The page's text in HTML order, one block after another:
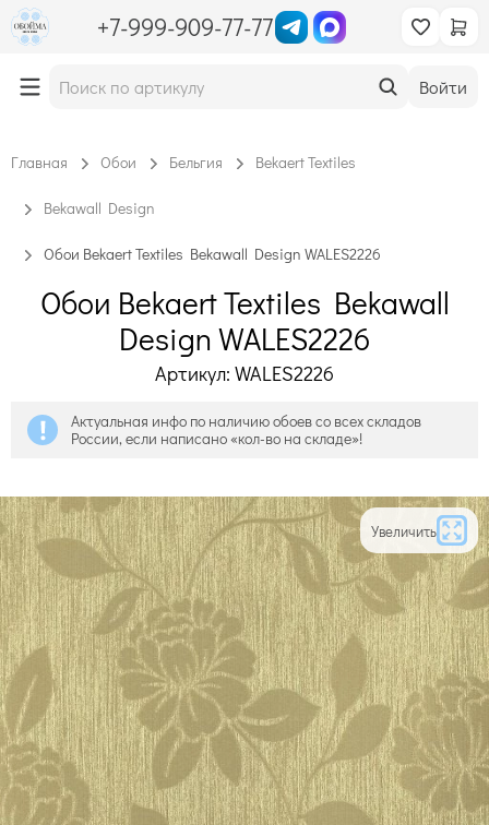
+7-999-909-77-77
Войти
Главная Обои Бельгия Bekaert Textiles
Bekawall Design
Обои Bekaert Textiles Bekawall Design WALES2226
Обои Bekaert Textiles Bekawall
Design WALES2226
Артикул: WALES2226
Актуальная инфо по наличию обоев со всех складов
России, если написано «кол-во на складе»!
Увеличить